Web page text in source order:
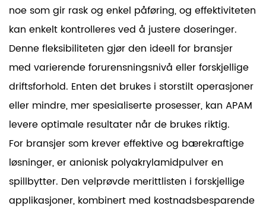
noe som gir rask og enkel påføring, og effektiviteten
kan enkelt kontrolleres ved å justere doseringer.
Denne fleksibiliteten gjør den ideell for bransjer
med varierende forurensningsnivå eller forskjellige
driftsforhold. Enten det brukes i storstilt operasjoner
eller mindre, mer spesialiserte prosesser, kan APAM
levere optimale resultater når de brukes riktig.
For bransjer som krever effektive og bærekraftige
løsninger, er anionisk polyakrylamidpulver en
spillbytter. Den velprøvde merittlisten i forskjellige
applikasjoner, kombinert med kostnadsbesparende